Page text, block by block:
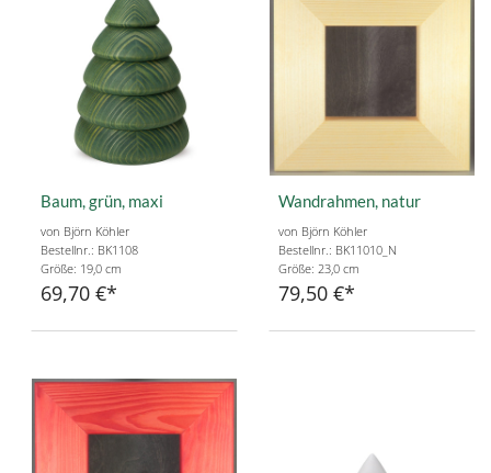
Baum, grün, maxi
von Björn Köhler
Bestellnr.: BK1108
Größe: 19,0 cm
69,70 €
Wandrahmen, natur
von Björn Köhler
Bestellnr.: BK11010_N
Größe: 23,0 cm
79,50 €